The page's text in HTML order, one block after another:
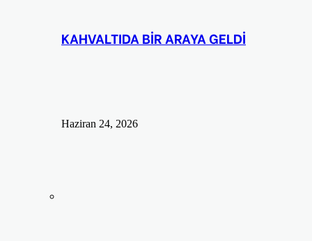
KAHVALTIDA BİR ARAYA GELDİ
Haziran 24, 2026